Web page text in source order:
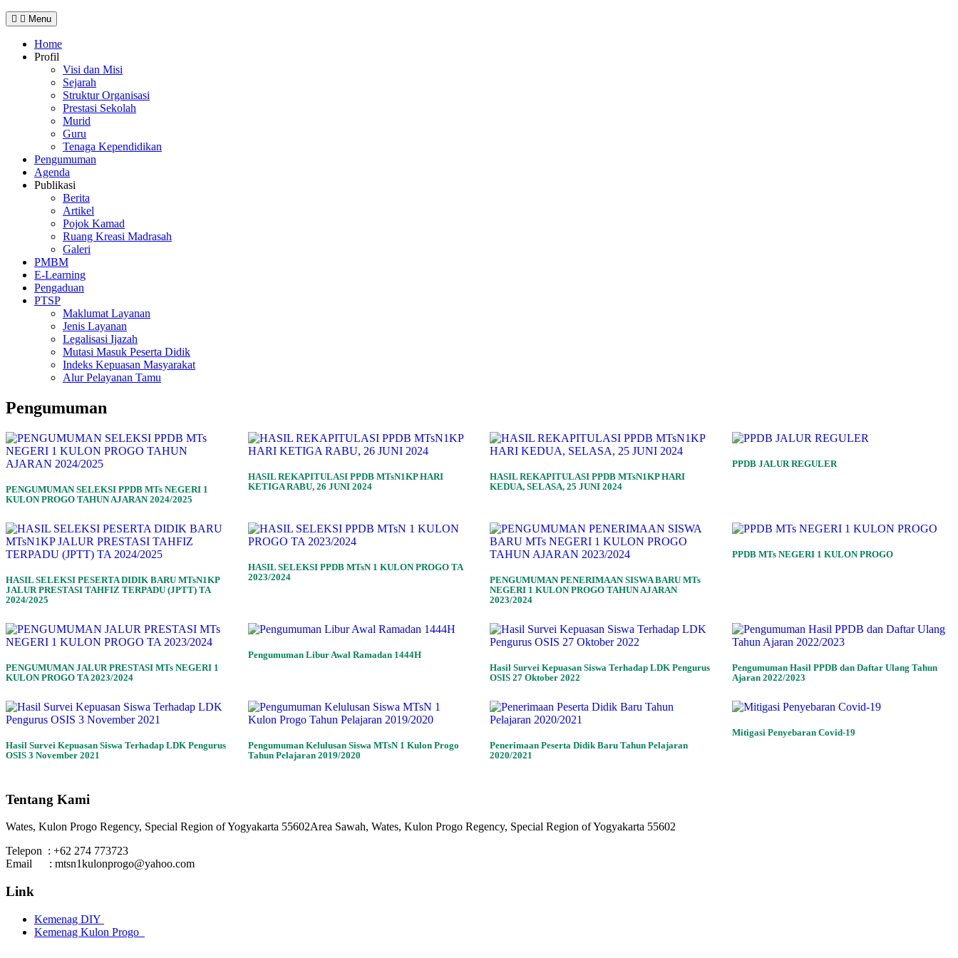
Menu
Home
Profil
Visi dan Misi
Sejarah
Struktur Organisasi
Prestasi Sekolah
Murid
Guru
Tenaga Kependidikan
Pengumuman
Agenda
Publikasi
Berita
Artikel
Pojok Kamad
Ruang Kreasi Madrasah
Galeri
PMBM
E-Learning
Pengaduan
PTSP
Maklumat Layanan
Jenis Layanan
Legalisasi Ijazah
Mutasi Masuk Peserta Didik
Indeks Kepuasan Masyarakat
Alur Pelayanan Tamu
Pengumuman
PENGUMUMAN SELEKSI PPDB MTs NEGERI 1
KULON PROGO TAHUN AJARAN 2024/2025
HASIL REKAPITULASI PPDB MTsN1KP HARI
KETIGA RABU, 26 JUNI 2024
HASIL REKAPITULASI PPDB MTsN1KP HARI
KEDUA, SELASA, 25 JUNI 2024
PPDB JALUR REGULER
HASIL SELEKSI PESERTA DIDIK BARU MTsN1KP
JALUR PRESTASI TAHFIZ TERPADU (JPTT) TA
2024/2025
HASIL SELEKSI PPDB MTsN 1 KULON PROGO TA
2023/2024
PENGUMUMAN PENERIMAAN SISWA BARU MTs
NEGERI 1 KULON PROGO TAHUN AJARAN
2023/2024
PPDB MTs NEGERI 1 KULON PROGO
PENGUMUMAN JALUR PRESTASI MTs NEGERI 1
KULON PROGO TA 2023/2024
Pengumuman Libur Awal Ramadan 1444H
Hasil Survei Kepuasan Siswa Terhadap LDK Pengurus
OSIS 27 Oktober 2022
Pengumuman Hasil PPDB dan Daftar Ulang Tahun
Ajaran 2022/2023
Hasil Survei Kepuasan Siswa Terhadap LDK Pengurus
OSIS 3 November 2021
Pengumuman Kelulusan Siswa MTsN 1 Kulon Progo
Tahun Pelajaran 2019/2020
Penerimaan Peserta Didik Baru Tahun Pelajaran
2020/2021
Mitigasi Penyebaran Covid-19
Tentang Kami
Wates, Kulon Progo Regency, Special Region of Yogyakarta 55602Area Sawah, Wates, Kulon Progo Regency, Special Region of Yogyakarta 55602
Telepon : +62 274 773723
Email : mtsn1kulonprogo@yahoo.com
Link
Kemenag DIY
Kemenag Kulon Progo